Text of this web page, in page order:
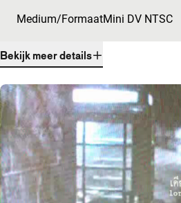
Medium/FormaatMini DV NTSC
Bekijk meer details